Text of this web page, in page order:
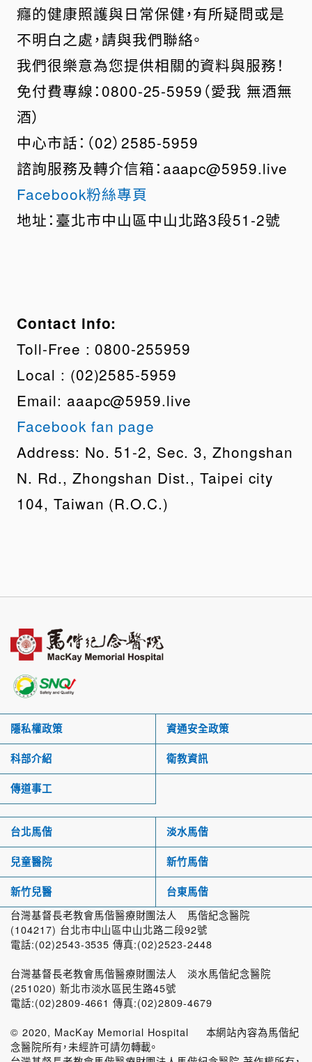
癮的健康照護與日常保健，有所疑問或是
不明白之處，請與我們聯絡。
我們很樂意為您提供相關的資料與服務！
免付費專線：0800-25-5959（愛我 無酒無
酒）
中心市話：（02）2585-5959
諮詢服務及轉介信箱：aaapc@5959.live
Facebook粉絲專頁
地址：臺北市中山區中山北路3段51-2號
Contact info:
Toll-Free : 0800-255959
Local : (02)2585-5959
Email: aaapc@5959.live
Facebook fan page
Address: No. 51-2, Sec. 3, Zhongshan
N. Rd., Zhongshan Dist., Taipei city
104, Taiwan (R.O.C.)
隱私權政策 資通安全政策
科部介紹 衛教資訊
傳道事工
台北馬偕 淡水馬偕
兒童醫院 新竹馬偕
新竹兒醫 台東馬偕
台灣基督長老教會馬偕醫療財團法人 馬偕紀念醫院
(104217) 台北市中山區中山北路二段92號
電話:(02)2543-3535 傳真:(02)2523-2448
台灣基督長老教會馬偕醫療財團法人 淡水馬偕紀念醫院
(251020) 新北市淡水區民生路45號
電話:(02)2809-4661 傳真:(02)2809-4679
© 2020, MacKay Memorial Hospital 本網站內容為馬偕紀
念醫院所有，未經許可請勿轉載。